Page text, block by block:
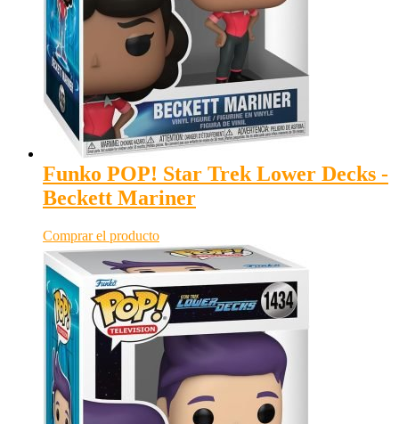
Funko POP! Star Trek Lower Decks -
Beckett Mariner
Comprar el producto